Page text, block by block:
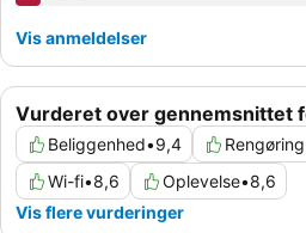
Vurderet over gennemsnittet
Beliggenhed•9,4 Rengøring
Wi-fi•8,6 Oplevelse•8,6
Vis flere vurderinger
Vis anmeldelser